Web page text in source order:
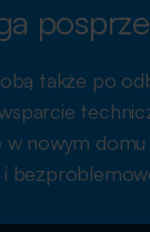
także po
w nowym
i